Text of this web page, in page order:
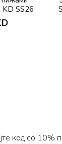
KD SS26
код со 10%